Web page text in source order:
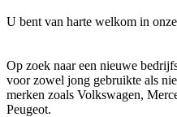
U bent van harte welkom in
Op zoek naar een nieuwe
voor zowel jong gebruikte als
merken zoals Volkswagen,
Peugeot.